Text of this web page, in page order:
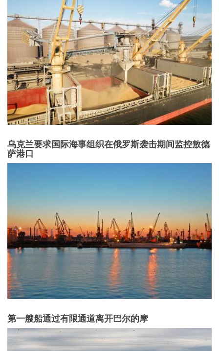
乌克兰要求国际海事组织在俄罗斯袭击期间监控敖德
萨港口
第一艘船通过有限通道离开巴尔的摩